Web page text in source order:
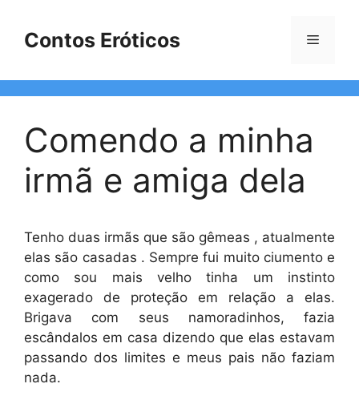
Contos Eróticos Menu
Comendo a minha
irmã e amiga dela
Tenho duas irmãs que são gêmeas , atualmente
elas são casadas . Sempre fui muito ciumento e
como sou mais velho tinha um instinto
exagerado de proteção em relação a elas.
Brigava com seus namoradinhos, fazia
escândalos em casa dizendo que elas estavam
passando dos limites e meus pais não faziam
nada.